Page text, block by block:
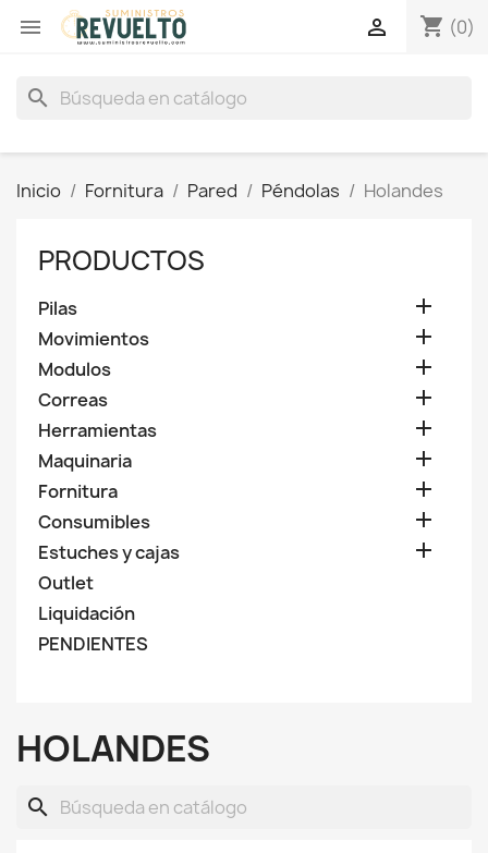
 shopping_cart (0)

search
Inicio Fornitura Pared Péndolas Holandes
PRODUCTOS
Pilas 
Movimientos 
Modulos 
Correas 
Herramientas 
Maquinaria 
Fornitura 
Consumibles 
Estuches y cajas 
Outlet
Liquidación
PENDIENTES
HOLANDES
search